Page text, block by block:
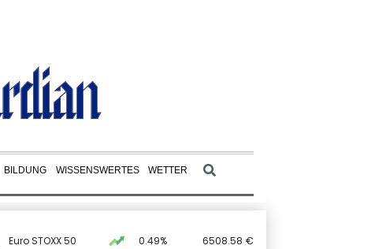
BILDUNG WISSENSWERTES WETTER
Euro STOXX 50 0.49% 6508.58 €